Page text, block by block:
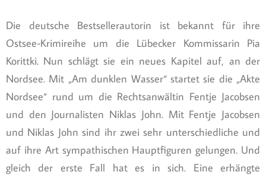
Die deutsche Bestsellerautorin ist bekannt für ihre
Ostsee-Krimireihe um die Lübecker Kommissarin Pia
Korittki. Nun schlägt sie ein neues Kapitel auf, an der
Nordsee. Mit „Am dunklen Wasser“ startet sie die „Akte
Nordsee“ rund um die Rechtsanwältin Fentje Jacobsen
und den Journalisten Niklas John. Mit Fentje Jacobsen
und Niklas John sind ihr zwei sehr unterschiedliche und
auf ihre Art sympathischen Hauptfiguren gelungen. Und
gleich der erste Fall hat es in sich. Eine erhängte